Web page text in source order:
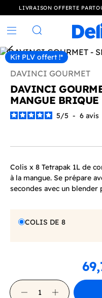
LIVRAISON OFFERTE
Rechercher
Kit PLV offert !*
DAVINCI GOURMET
DAVINCI
MANGUE BRIQUE
5/5 - 6 avis
Colis x 8 Tetrapak 1L de
à la mangue. Se prépare
secondes avec un blender
COLIS DE 8